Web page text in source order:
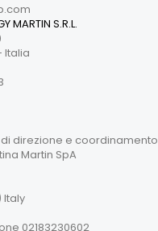
MARTIN S.R.L.
Italia
direzione e coordinamento
Martin SpA
Italy
02183230602